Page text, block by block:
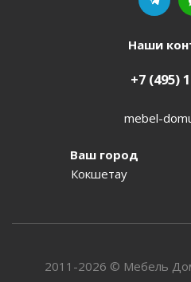
Наши
+7 (495)
mebel-
Ваш город
Кокшетау
2011-2026 © Мебель